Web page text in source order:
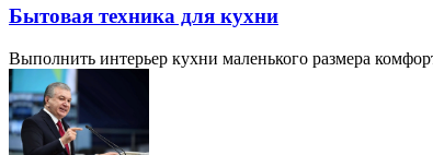
Бытовая техника для кухни
Выполнить интерьер кухни маленького размера